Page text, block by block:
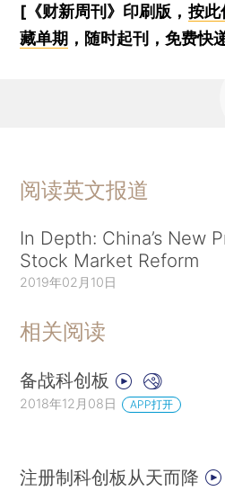
[《财新周刊》印刷版， 按此
藏单期 ，随时起刊，免费快
阅读英文报道
In Depth: China’s New
Stock Market Reform
2019年02月10日
相关阅读
备战科创板
2018年12月08日 APP打开
注册制科创板从天而降